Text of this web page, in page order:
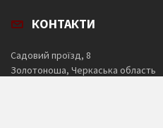
КОНТАКТИ
Садовий проїзд, 8
Золотоноша, Черкаська область